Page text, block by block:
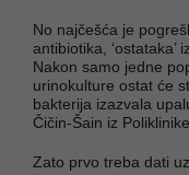
No najčešća je
antibiotika, ‘ostataka’
Nakon samo jedne
urinokulture ostat će
bakterija izazvala
Čičin-Šain iz
Zato prvo treba dati